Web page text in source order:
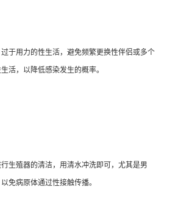
于用力的性生活，避免频繁更换性伴侣或多个
活，以降低感染发生的概率。
生殖器的清洁，用清水冲洗即可，尤其是男
免病原体通过性接触传播。